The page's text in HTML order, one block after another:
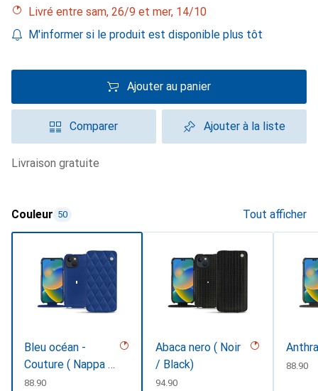
Livré entre sam, 26/9 et mer, 14/10
M'informer si le produit est disponible plus tôt
Ajouter au panier
Comparer Ajouter à la liste
livraison gratuite
Couleur 50 Tout afficher
Bleu océan -
Couture ( Nappa -
Pantone
CHF
88.90
Abaca nero ( Noir
/ Black)
CHF
94.90
CHF
88.90